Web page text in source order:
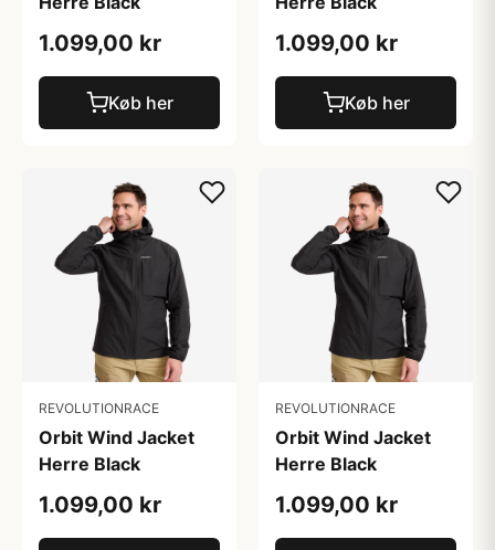
1.099,00 kr
Køb her
1.099,00 kr
Køb her
REVOLUTIONRACE
Orbit Wind Jacket
Herre Black
1.099,00 kr
REVOLUTIONRACE
Orbit Wind Jacket
Herre Black
1.099,00 kr